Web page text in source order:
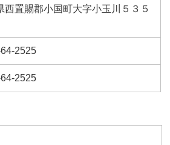
西置賜郡小国町大字小玉川５３５
2525
2525